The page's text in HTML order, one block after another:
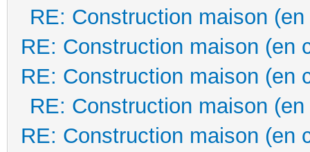
RE: Construction maison
RE: Construction maison (en
RE: Construction maison (en
RE: Construction maison
RE: Construction maison (en